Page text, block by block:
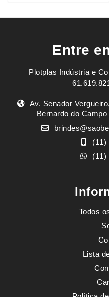
Entre
Plotplas Indústria e
Av. Senador
Bernardo do
(11)
(11)
Todos
Lista